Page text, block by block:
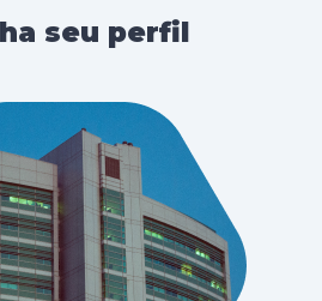
seu perfil